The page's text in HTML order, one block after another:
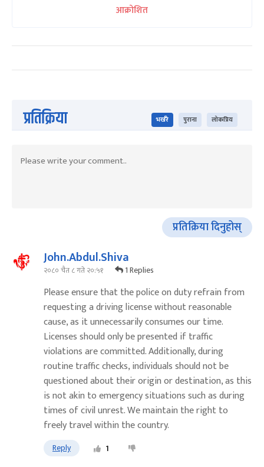
आक्रोशित
प्रतिक्रिया भर्खरै पुराना लोकप्रिय
प्रतिक्रिया दिनुहोस्
John.Abdul.Shiva
२०८० चैत ८ गते २०:५१ 1 Replies
Please ensure that the police on duty refrain from
requesting a driving license without reasonable
cause, as it unnecessarily consumes our time.
Licenses should only be presented if traffic
violations are committed. Additionally, during
routine traffic checks, individuals should not be
questioned about their origin or destination, as this
is not akin to emergency situations such as during
times of civil unrest. We maintain the right to
freely travel within the country.
Reply 1